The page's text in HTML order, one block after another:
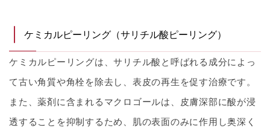
ケミカルピーリング（サリチル酸ピーリング）
ケミカルピーリングは、サリチル酸と呼ばれる成分によっ
て古い角質や角栓を除去し、表皮の再生を促す治療です。
また、薬剤に含まれるマクロゴールは、皮膚深部に酸が浸
透することを抑制するため、肌の表面のみに作用し奥深く